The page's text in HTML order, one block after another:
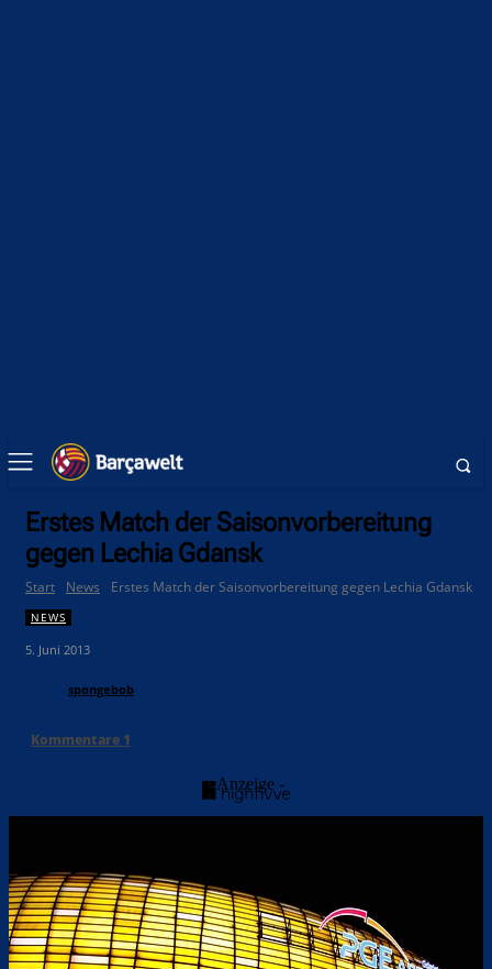
Erstes Match der Saisonvorbereitung
gegen Lechia Gdansk
Start News Erstes Match der Saisonvorbereitung gegen Lechia Gdansk
NEWS
5. Juni 2013
spongebob
Kommentare 1
- Anzeige -